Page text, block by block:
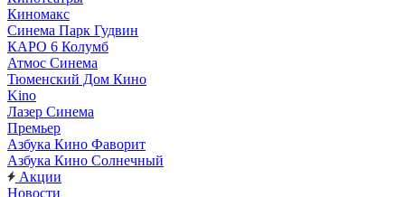
Киномакс
Синема Парк Гудвин
КАРО 6 Колумб
Атмос Синема
Тюменский Дом Кино
Kino
Лазер Синема
Премьер
Азбука Кино Фаворит
Азбука Кино Солнечный
Акции
Новости